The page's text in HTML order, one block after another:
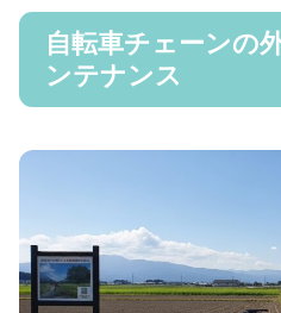
自転車チェーンの
ンテナンス